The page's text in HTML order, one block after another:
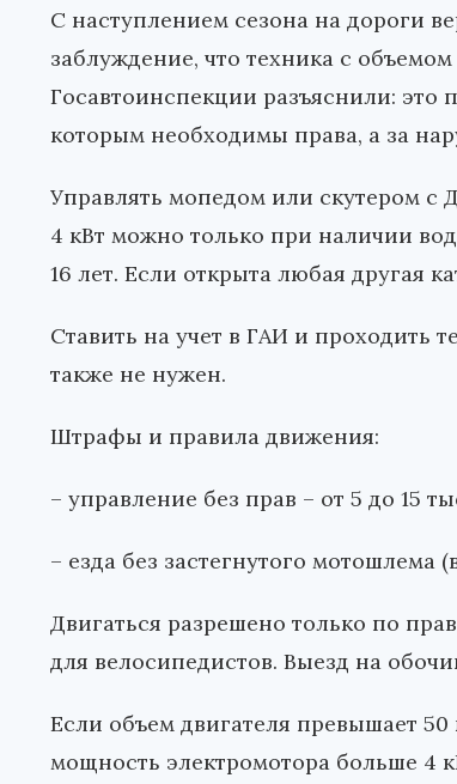
С наступлением сезона на дороги
заблуждение, что техника с
Госавтоинспекции разъяснили: это
которым необходимы права, а за
Управлять мопедом или скутером с
4 кВт можно только при наличии
16 лет. Если открыта любая другая
Ставить на учет в ГАИ и проходить
также не нужен.
Штрафы и правила движения:
– управление без прав – от 5 до 15
– езда без застегнутого мотошлема
Двигаться разрешено только по
для велосипедистов. Выезд на
Если объем двигателя превышает
мощность электромотора больше 4